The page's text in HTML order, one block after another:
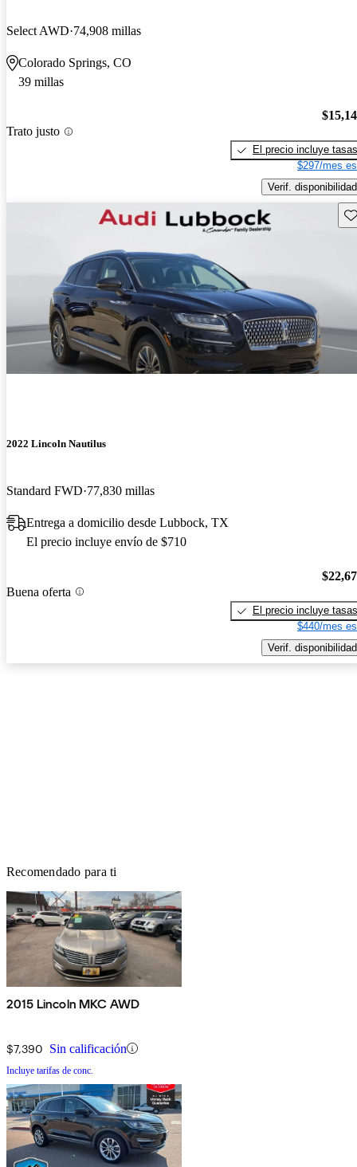
Select AWD 74,908 millas
Colorado Springs, CO
39 millas
Trato justo
El precio incluye tasas
$297/mes
Verif. disponibilidad
2022 Lincoln Nautilus
Standard FWD 77,830 millas
Entrega a domicilio desde Lubbock, TX
El precio incluye envío de $710
Buena oferta
El precio incluye tasas
$440/mes
Verif. disponibilidad
Recomendado para ti
2015 Lincoln MKC AWD
$7,390 Sin calificación
Incluye tarifas de conc.